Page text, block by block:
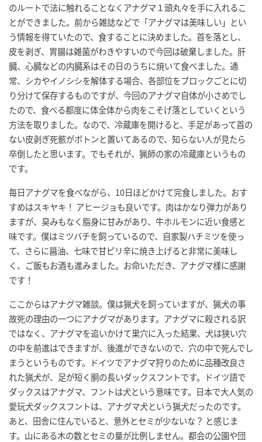
のルートで法に触れることなくアナグマ１頭丸々を手に入れるこ
とができました。前から雑誌などで「アナグマは美味しい」とい
う情報を得ていたので、食することに決めました。首を落とし、
皮を剥ぎ、胃腸は雑菌がわきやすいので今回は破棄しました。肝
臓、心臓などの内臓系はその日のうちに焼いて食べました。通
常、シカやイノシシを解体する場合、各部位をブロックごとに切
り分けて保存するものですが、今回のアナグマ自体が小さめでし
たので、食べる都度に体全体から肉をこそげ落としていくという
方法を取りました。なので、冷蔵庫を開けると、手足があって首の
ない皮剥ぎ死骸がボトンと置いてあるので、知らない人が見たら
卒倒したと思います。でもそれが、猟師の家の冷蔵庫というもの
です。
毎日アナグマを食べながら、10日ほどかけて完食しました。おす
すめはスキヤキ！ アヒージョも良いです。肉はかなり弾力があり
ますが、臭みもなく脂身に甘みがあり、牛ホルモンに近い食感と
味です。僕はミツバチを飼っているので、自家製ハチミツを使っ
て、さらに醤油、七味で甘ピリ辛に焼き上げると非常に美味し
く、ご飯もお酒も進みました。お命いただき、アナグマ様に感謝
です！
ここからはアナグマ雑談。僕は猟犬を飼っていますが、猟犬の事
故死の理由の一つにアナグマがあります。アナグマに殺される訳
ではなく、アナグマを追いかけて巣穴に入った結果、犬は狭い穴
の中を前進はできますが、後進ができないので、穴の中で死んでし
まうというものです。ドイツでアナグマ狩りのために品種改良さ
れた猟犬が、足が短く胴の長いダックスフントです。ドイツ語で
ダックスはアナグマ、フントは犬という意味です。日本で大人気の
愛玩犬ダックスフントは、アナグマ犬という猟犬だったのです。
あと、田舎に住んでいると、意外とセミが少ないな？ と感じま
す。山にある木の数とセミの量が比例しません。都会の公園や団